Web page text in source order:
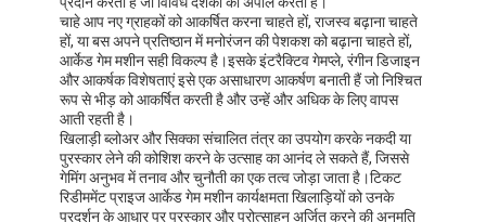
चाहे आप नए ग्राहकों को आकर्षित करना चाहते हों, राजस्व बढ़ाना चाहते
हों, या बस अपने प्रतिष्ठान में मनोरंजन की पेशकश को बढ़ाना चाहते हों,
आर्केड गेम मशीन सही विकल्प है।इसके इंटरैक्टिव गेमप्ले, रंगीन डिजाइन
और आकर्षक विशेषताएं इसे एक असाधारण आकर्षण बनाती हैं जो निश्चित
रूप से भीड़ को आकर्षित करती है और उन्हें और अधिक के लिए वापस
आती रहती है।
खिलाड़ी ब्लोअर और सिक्का संचालित तंत्र का उपयोग करके नकदी या
पुरस्कार लेने की कोशिश करने के उत्साह का आनंद ले सकते हैं, जिससे
गेमिंग अनुभव में तनाव और चुनौती का एक तत्व जोड़ा जाता है।टिकट
रिडीममेंट प्राइज आर्केड गेम मशीन कार्यक्षमता खिलाड़ियों को उनके
प्रदर्शन के आधार पर पुरस्कार और प्रोत्साहन अर्जित करने की अनुमति